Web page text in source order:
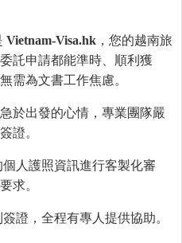
Vietnam-Visa.hk ，您的越南旅
託申請都能準時、順利獲
需為文書工作焦慮。
於出發的心情，專業團隊嚴
證。
人護照資訊進行客製化審
求。
證，全程有專人提供協助。